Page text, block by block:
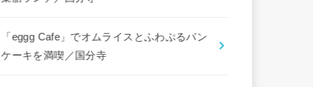
「eggg Cafe」でオムライスとふわぷるパン
ケーキを満喫／国分寺